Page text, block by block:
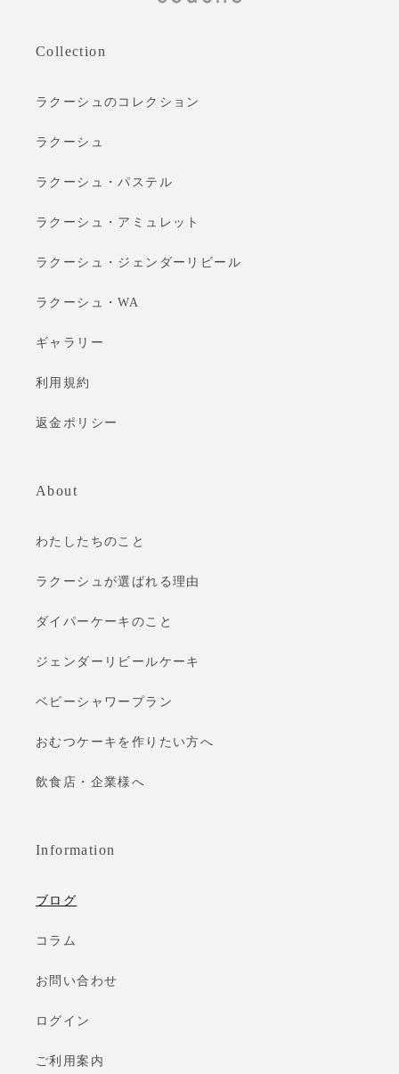
Collection
ラクーシュのコレクション
ラクーシュ
ラクーシュ・パステル
ラクーシュ・アミュレット
ラクーシュ・ジェンダーリビール
ラクーシュ・WA
ギャラリー
利用規約
返金ポリシー
About
わたしたちのこと
ラクーシュが選ばれる理由
ダイパーケーキのこと
ジェンダーリビールケーキ
ベビーシャワープラン
おむつケーキを作りたい方へ
飲食店・企業様へ
Information
ブログ
コラム
お問い合わせ
ログイン
ご利用案内